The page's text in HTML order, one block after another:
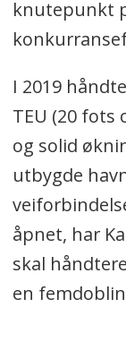
knutepunkt
I 2019
TEU (20 fots
og solid
utbygde
åpnet, har
skal
en